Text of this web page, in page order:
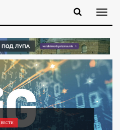
ВЕСТИ